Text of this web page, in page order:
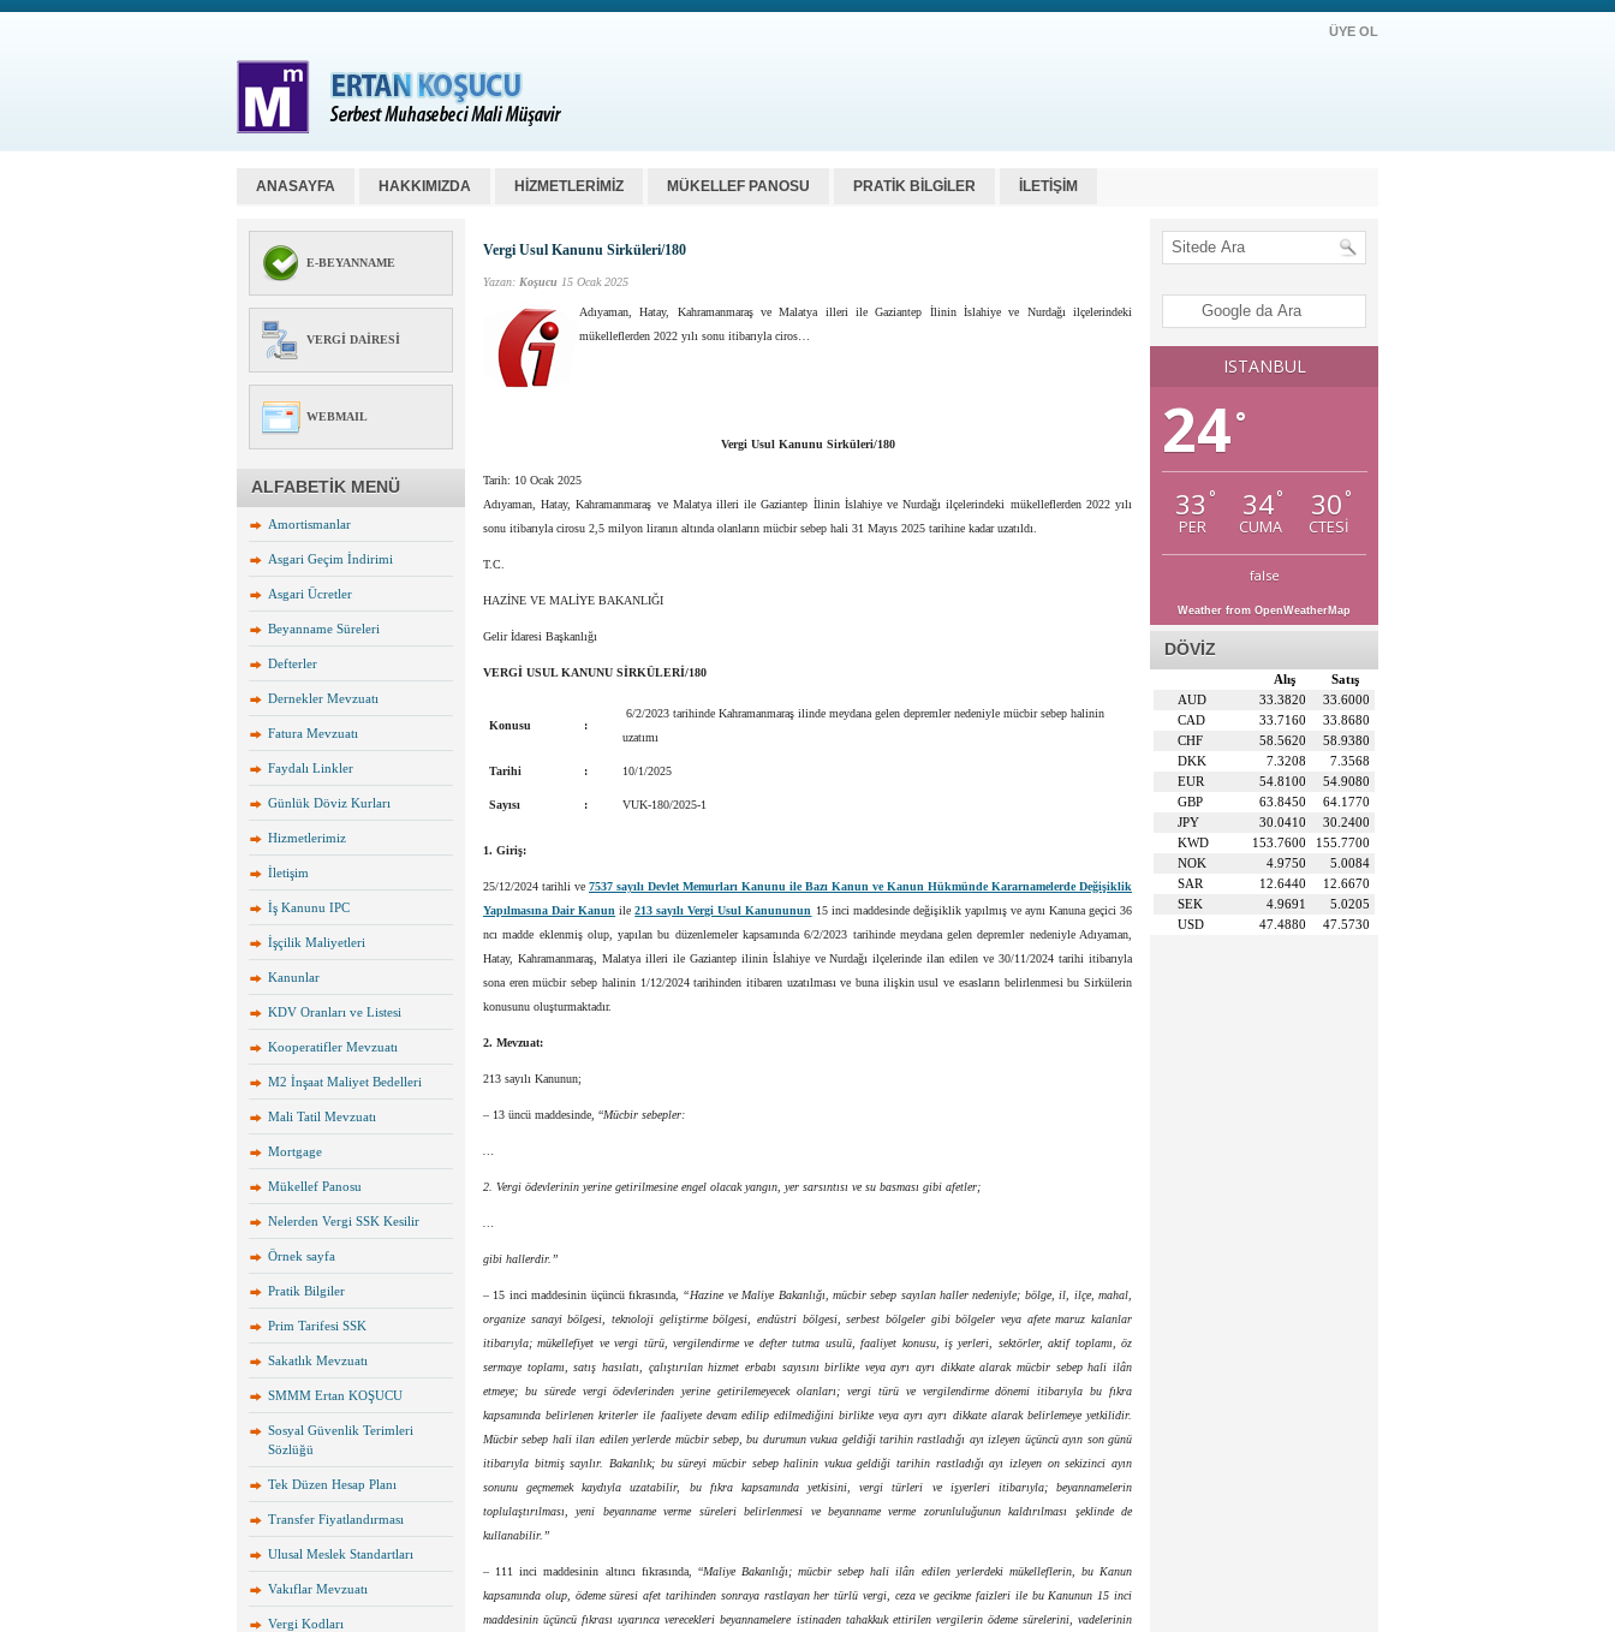
ÜYE OL
ANASAYFA HAKKIMIZDA HİZMETLERİMİZ MÜKELLEF PANOSU PRATİK BİLGİLER İLETİŞİM
E-BEYANNAME
VERGI DAIRESI
WEBMAIL
ALFABETİK MENÜ
Amortismanlar
Asgari Geçim İndirimi
Asgari Ücretler
Beyanname Süreleri
Defterler
Dernekler Mevzuatı
Fatura Mevzuatı
Faydalı Linkler
Günlük Döviz Kurları
Hizmetlerimiz
İletişim
İş Kanunu IPC
İşçilik Maliyetleri
Kanunlar
KDV Oranları ve Listesi
Kooperatifler Mevzuatı
M2 İnşaat Maliyet Bedelleri
Mali Tatil Mevzuatı
Mortgage
Mükellef Panosu
Nelerden Vergi SSK Kesilir
Örnek sayfa
Pratik Bilgiler
Prim Tarifesi SSK
Sakatlık Mevzuatı
SMMM Ertan KOŞUCU
Sosyal Güvenlik Terimleri
Sözlüğü
Tek Düzen Hesap Planı
Transfer Fiyatlandırması
Ulusal Meslek Standartları
Vakıflar Mevzuatı
Vergi Kodları
Vergi Usul Kanunu Sirküleri/180
Yazan: Koşucu 15 Ocak 2025
Adıyaman, Hatay, Kahramanmaraş ve Malatya illeri ile Gaziantep İlinin İslahiye ve Nurdağı ilçelerindeki
mükelleflerden 2022 yılı sonu itibarıyla ciros…
Vergi Usul Kanunu Sirküleri/180
Tarih: 10 Ocak 2025
Adıyaman, Hatay, Kahramanmaraş ve Malatya illeri ile Gaziantep İlinin İslahiye ve Nurdağı ilçelerindeki mükelleflerden 2022 yılı
sonu itibarıyla cirosu 2,5 milyon liranın altında olanların mücbir sebep hali 31 Mayıs 2025 tarihine kadar uzatıldı.
T.C.
HAZİNE VE MALİYE BAKANLIĞI
Gelir İdaresi Başkanlığı
VERGİ USUL KANUNU SİRKÜLERİ/180
Konusu :
6/2/2023 tarihinde Kahramanmaraş ilinde meydana gelen depremler nedeniyle mücbir sebep halinin
uzatımı
Tarihi : 10/1/2025
Sayısı : VUK-180/2025-1
1. Giriş:
25/12/2024 tarihli ve 7537 sayılı Devlet Memurları Kanunu ile Bazı Kanun ve Kanun Hükmünde Kararnamelerde Değişiklik
Yapılmasına Dair Kanun ile213 sayılı Vergi Usul Kanununun 15 inci maddesinde değişiklik yapılmış ve aynı Kanuna geçici 36
ncı madde eklenmiş olup, yapılan bu düzenlemeler kapsamında 6/2/2023 tarihinde meydana gelen depremler nedeniyle Adıyaman,
Hatay, Kahramanmaraş, Malatya illeri ile Gaziantep ilinin İslahiye ve Nurdağı ilçelerinde ilan edilen ve 30/11/2024 tarihi itibarıyla
sona eren mücbir sebep halinin 1/12/2024 tarihinden itibaren uzatılması ve buna ilişkin usul ve esasların belirlenmesi bu Sirkülerin
konusunu oluşturmaktadır.
2. Mevzuat:
213 sayılı Kanunun;
– 13 üncü maddesinde, “Mücbir sebepler:
2. Vergi ödevlerinin yerine getirilmesine engel olacak yangın, yer sarsıntısı ve su basması gibi afetler;
gibi hallerdir.”
– 15 inci maddesinin üçüncü fıkrasında, “Hazine ve Maliye Bakanlığı, mücbir sebep sayılan haller nedeniyle; bölge, il, ilçe, mahal,
organize sanayi bölgesi, teknoloji geliştirme bölgesi, endüstri bölgesi, serbest bölgeler gibi bölgeler veya afete maruz kalanlar
itibarıyla; mükellefiyet ve vergi türü, vergilendirme ve defter tutma usulü, faaliyet konusu, iş yerleri, sektörler, aktif toplamı, öz
sermaye toplamı, satış hasılatı, çalıştırılan hizmet erbabı sayısını birlikte veya ayrı ayrı dikkate alarak mücbir sebep hali ilân
etmeye; bu sürede vergi ödevlerinden yerine getirilemeyecek olanları; vergi türü ve vergilendirme dönemi itibarıyla bu fıkra
kapsamında belirlenen kriterler ile faaliyete devam edilip edilmediğini birlikte veya ayrı ayrı dikkate alarak belirlemeye yetkilidir.
Mücbir sebep hali ilan edilen yerlerde mücbir sebep, bu durumun vukua geldiği tarihin rastladığı ayı izleyen üçüncü ayın son günü
itibarıyla bitmiş sayılır. Bakanlık; bu süreyi mücbir sebep halinin vukua geldiği tarihin rastladığı ayı izleyen on sekizinci ayın
sonunu geçmemek kaydıyla uzatabilir, bu fıkra kapsamında yetkisini, vergi türleri ve işyerleri itibarıyla; beyannamelerin
toplulaştırılması, yeni beyanname verme süreleri belirlenmesi ve beyanname verme zorunluluğunun kaldırılması şeklinde de
kullanabilir.”
– 111 inci maddesinin altıncı fıkrasında, “Maliye Bakanlığı; mücbir sebep hali ilân edilen yerlerdeki mükelleflerin, bu Kanun
kapsamında olup, ödeme süresi afet tarihinden sonraya rastlayan her türlü vergi, ceza ve gecikme faizleri ile bu Kanunun 15 inci
maddesinin üçüncü fıkrası uyarınca verecekleri beyannamelere istinaden tahakkuk ettirilen vergilerin ödeme sürelerini, vadelerinin
ISTANBUL
24°
33 °
PER
34°
CUMA
30 °
CTESI
false
Weather from OpenWeatherMap
DÖVİZ
Satış
Alış
AUD
33.6000
33.3820
CAD
33.8680
33.7160
CHF
58.9380
58.5620
DKK
7.3568
7.3208
EUR
54.9080
54.8100
GBP
64.1770
63.8450
JPY
30.2400
30.0410
KWD
155.7700
153.7600
NOK
5.0084
4.9750
SAR
12.6670
12.6440
SEK
5.0205
4.9691
USD
47.5730
47.4880